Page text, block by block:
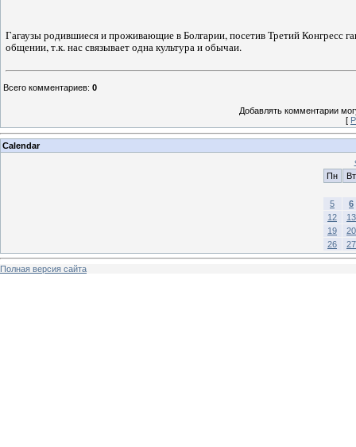
Гагаузы родившиеся и проживающие в Болгарии, посетив Третий Конгресс
общении, т.к. нас связывает одна культура и обычаи.
Всего комментариев: 0
Добавлять комментарии
[
Calendar
Пн
Вт
5
6
12
13
19
20
26
27
Полная версия сайта